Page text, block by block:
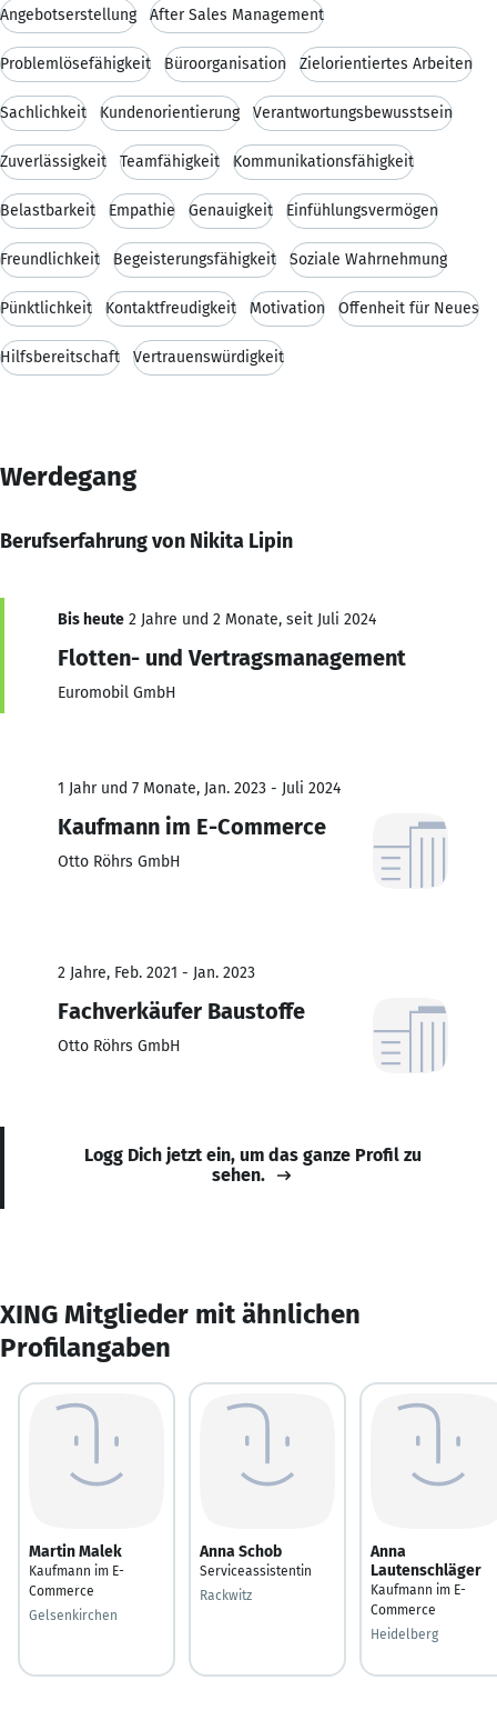
Angebotserstellung After Sales Management
Problemlösefähigkeit Büroorganisation Zielorientiertes Arbeiten
Sachlichkeit Kundenorientierung Verantwortungsbewusstsein
Zuverlässigkeit Teamfähigkeit Kommunikationsfähigkeit
Belastbarkeit Empathie Genauigkeit Einfühlungsvermögen
Freundlichkeit Begeisterungsfähigkeit Soziale Wahrnehmung
Pünktlichkeit Kontaktfreudigkeit Motivation Offenheit für Neues
Hilfsbereitschaft Vertrauenswürdigkeit
Werdegang
Berufserfahrung von Nikita Lipin
Bis heute 2 Jahre und 2 Monate, seit Juli 2024
Flotten- und Vertragsmanagement
Euromobil GmbH
1 Jahr und 7 Monate, Jan. 2023 - Juli 2024
Kaufmann im E-Commerce
Otto Röhrs GmbH
2 Jahre, Feb. 2021 - Jan. 2023
Fachverkäufer Baustoffe
Otto Röhrs GmbH
Logg Dich jetzt ein, um das ganze Profil zu
sehen.
XING Mitglieder mit ähnlichen
Profilangaben
Martin Malek
Kaufmann im E-
Commerce
Gelsenkirchen
Anna Schob
Serviceassistentin
Rackwitz
Anna
Lautenschläger
Kaufmann im E-
Commerce
Heidelberg